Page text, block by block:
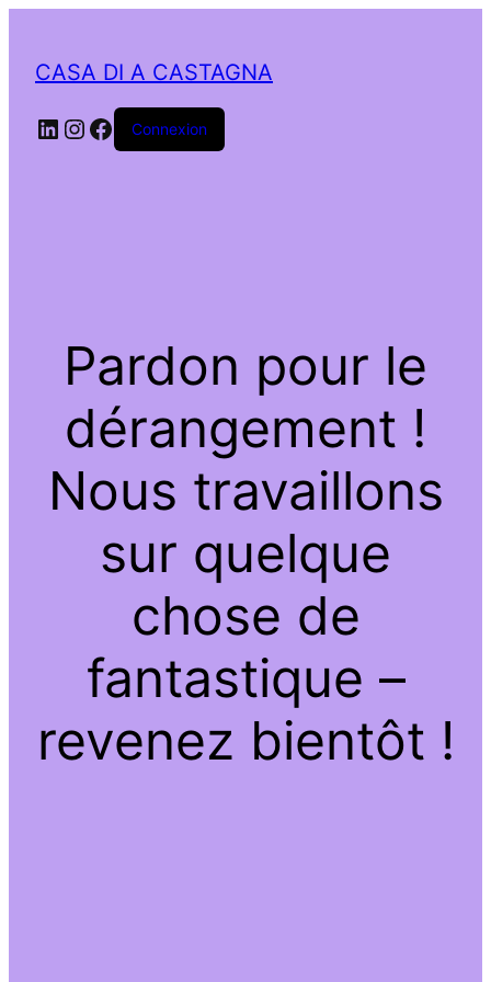
CASA DI A CASTAGNA
LinkedIn
Instagram
Facebook
Connexion
Pardon pour le
dérangement !
Nous travaillons
sur quelque
chose de
fantastique –
revenez bientôt !